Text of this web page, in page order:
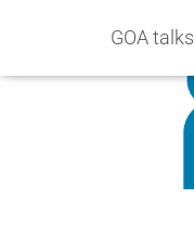
GOA talks